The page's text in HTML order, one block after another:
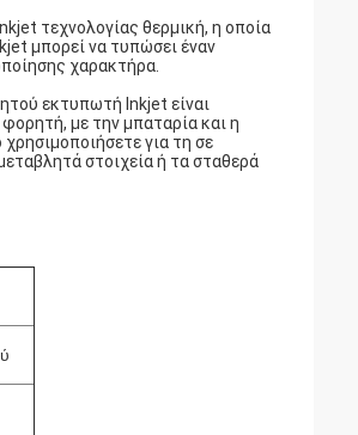
τεχνολογίας θερμική, η οποία
μπορεί να τυπώσει έναν
χαρακτήρα.
εκτυπωτή Inkjet είναι
με την μπαταρία και η
για τη σε
στοιχεία ή τα σταθερά